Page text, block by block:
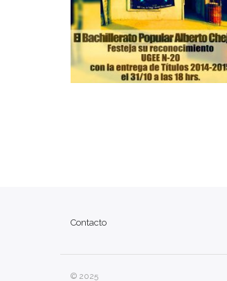
Contacto
© 2025